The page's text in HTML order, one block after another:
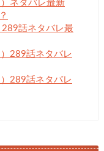
ネタバレ最新
話ネタバレ最
289話ネタバレ
289話ネタバレ